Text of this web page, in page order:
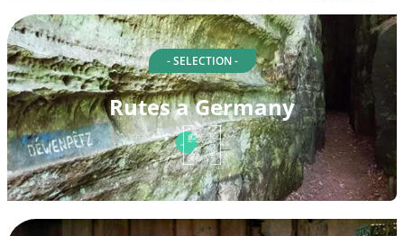
- SELECTION -
Rutes a Germany